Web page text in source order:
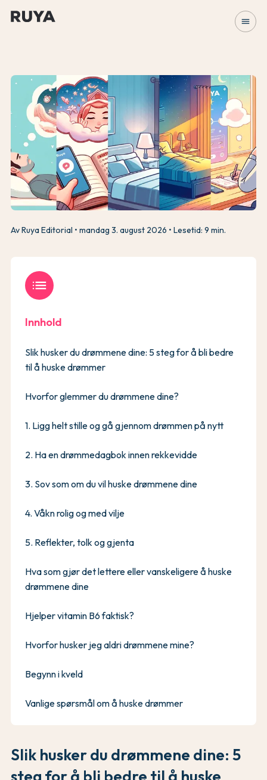
menu
Av Ruya Editorial mandag 3. august 2026 Lesetid: 9 min.
Slik husker du drømmene dine: 5
steg for å bli bedre til å huske
list
Innhold
Slik husker du drømmene dine: 5 steg for å bli bedre
til å huske drømmer
Hvorfor glemmer du drømmene dine?
1. Ligg helt stille og gå gjennom drømmen på nytt
2. Ha en drømmedagbok innen rekkevidde
3. Sov som om du vil huske drømmene dine
4. Våkn rolig og med vilje
5. Reflekter, tolk og gjenta
Hva som gjør det lettere eller vanskeligere å huske
drømmene dine
Hjelper vitamin B6 faktisk?
Hvorfor husker jeg aldri drømmene mine?
Begynn i kveld
Vanlige spørsmål om å huske drømmer